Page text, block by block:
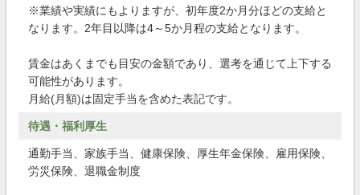
※業績や実績にもよりますが、初年度2か月分ほどの支給と
なります。2年目以降は4～5か月程の支給となります。
賃金はあくまでも目安の金額であり、選考を通じて上下する
可能性があります。
月給(月額)は固定手当を含めた表記です。
待遇・福利厚生
通勤手当、家族手当、健康保険、厚生年金保険、雇用保険、
労災保険、退職金制度